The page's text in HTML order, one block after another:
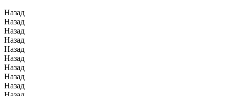
Назад
Назад
Назад
Назад
Назад
Назад
Назад
Назад
Назад